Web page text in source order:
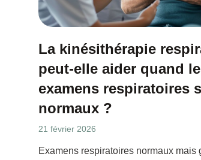
La kinésithérapie
peut-elle aider quand
examens respiratoires
normaux ?
21 février 2026
Examens respiratoires normaux mais